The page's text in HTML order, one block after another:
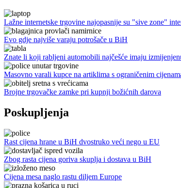
Lažne internetske trgovine najopasnije su "sive zone"
Evo gdje najviše varaju potrošače u BiH
Znate li koji rabljeni automobili najčešće imaju
Masovno varali kupce na artiklima s ograničenim
Brojne trgovačke zamke pri kupnji božićnih darova
Poskupljenja
Rast cijena hrane u BiH dvostruko veći nego u EU
Zbog rasta cijena goriva skuplja i dostava u BiH
Cijena mesa naglo rastu diljem Europe